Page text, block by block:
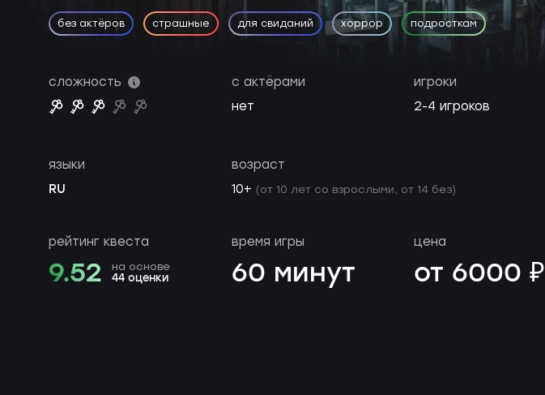
без актёров страшные для свиданий хоррор подросткам
сложность
с актёрами
нет
игроки
2-4 игроков
языки
RU
возраст
10+ (от 10 лет со взрослыми, от 14 без)
рейтинг квеста
9.52 на основе
44 оценки
время игры
60 минут
цена
от 6000 ₽